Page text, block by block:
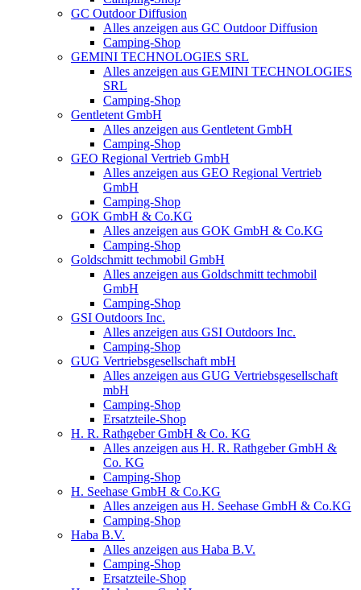
GC Outdoor Diffusion
Alles anzeigen aus GC Outdoor Diffusion
Camping-Shop
GEMINI TECHNOLOGIES SRL
Alles anzeigen aus GEMINI TECHNOLOGIES
SRL
Camping-Shop
Gentletent GmbH
Alles anzeigen aus Gentletent GmbH
Camping-Shop
GEO Regional Vertrieb GmbH
Alles anzeigen aus GEO Regional Vertrieb
GmbH
Camping-Shop
GOK GmbH & Co.KG
Alles anzeigen aus GOK GmbH & Co.KG
Camping-Shop
Goldschmitt techmobil GmbH
Alles anzeigen aus Goldschmitt techmobil
GmbH
Camping-Shop
GSI Outdoors Inc.
Alles anzeigen aus GSI Outdoors Inc.
Camping-Shop
GUG Vertriebsgesellschaft mbH
Alles anzeigen aus GUG Vertriebsgesellschaft
mbH
Camping-Shop
Ersatzteile-Shop
H. R. Rathgeber GmbH & Co. KG
Alles anzeigen aus H. R. Rathgeber GmbH &
Co. KG
Camping-Shop
H. Seehase GmbH & Co.KG
Alles anzeigen aus H. Seehase GmbH & Co.KG
Camping-Shop
Haba B.V.
Alles anzeigen aus Haba B.V.
Camping-Shop
Ersatzteile-Shop